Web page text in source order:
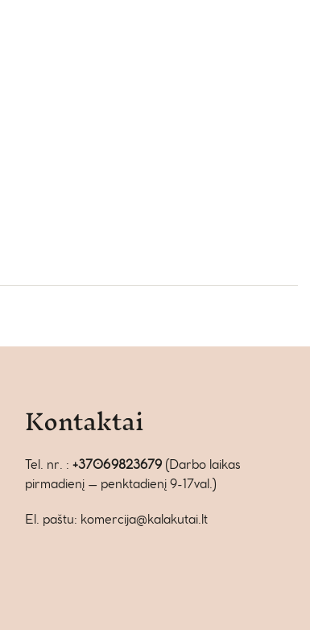
Kontaktai
Tel. nr. : +37069823679(Darbo laikas
pirmadienį – penktadienį 9-17val.)
El. paštu: komercija@kalakutai.lt